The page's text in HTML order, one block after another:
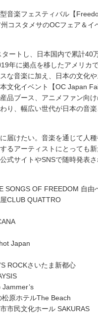
音楽フェスティバル【
コスタメサのOCフェア＆イ
ートし、日本国内で累計40
年に拠点を移したアメリカ
な音楽に加え、日本の文化や
文化イベント【OC Japan
品ブース、アニメファン向
り、幅広い世代が日本の音
届けたい。音楽を通じて人
るアーティストにとっても
式サイトやSNSで随時発表さ
SONGS OF FREEDOM 自
CLUB QUATTRO
Japan
ROCKさいたま新都心
原ホテルThe Beach
市民文化ホール SAKURAS